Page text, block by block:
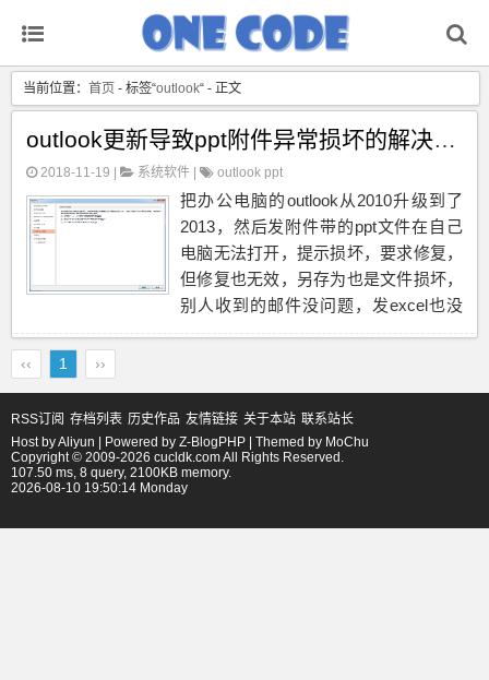
当前位置： 首页 - 标签“outlook“ - 正文
outlook更新导致ppt附件异常损坏的解决方法
2018-11-19 | 系统软件 outlook ppt
把办公电脑的outlook从2010升级到了
2013，然后发附件带的ppt文件在自己
电脑无法打开，提示损坏，要求修复，
但修复也无效，另存为也是文件损坏，
别人收到的邮件没问题，发excel也没
开...
‹‹ 1 ››
RSS订阅 存档列表 历史作品 友情链接 关于本站 联系站长
Host byAliyun | Powered by Z-BlogPHP | Themed by MoChu
Copyright © 2009-2026 cucldk.com All Rights Reserved.
107.50 ms, 8 query, 2100KB memory.
2026-08-10 19:50:14 Monday